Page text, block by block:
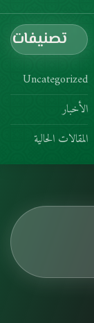
تصنيفات
Uncategorized
الأخبار
المقالات الحالية